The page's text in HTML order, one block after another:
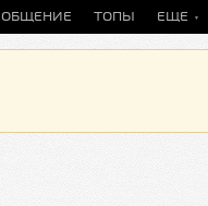
ОБЩЕНИЕ ТОПЫ ЕЩЕ